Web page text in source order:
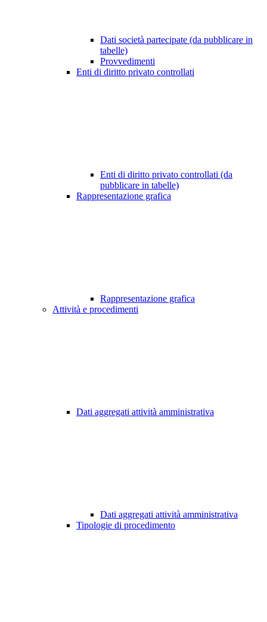
Dati società partecipate (da pubblicare in
tabelle)
Provvedimenti
Enti di diritto privato controllati
Enti di diritto privato controllati (da
pubblicare in tabelle)
Rappresentazione grafica
Rappresentazione grafica
Attività e procedimenti
Dati aggregati attività amministrativa
Dati aggregati attività amministrativa
Tipologie di procedimento